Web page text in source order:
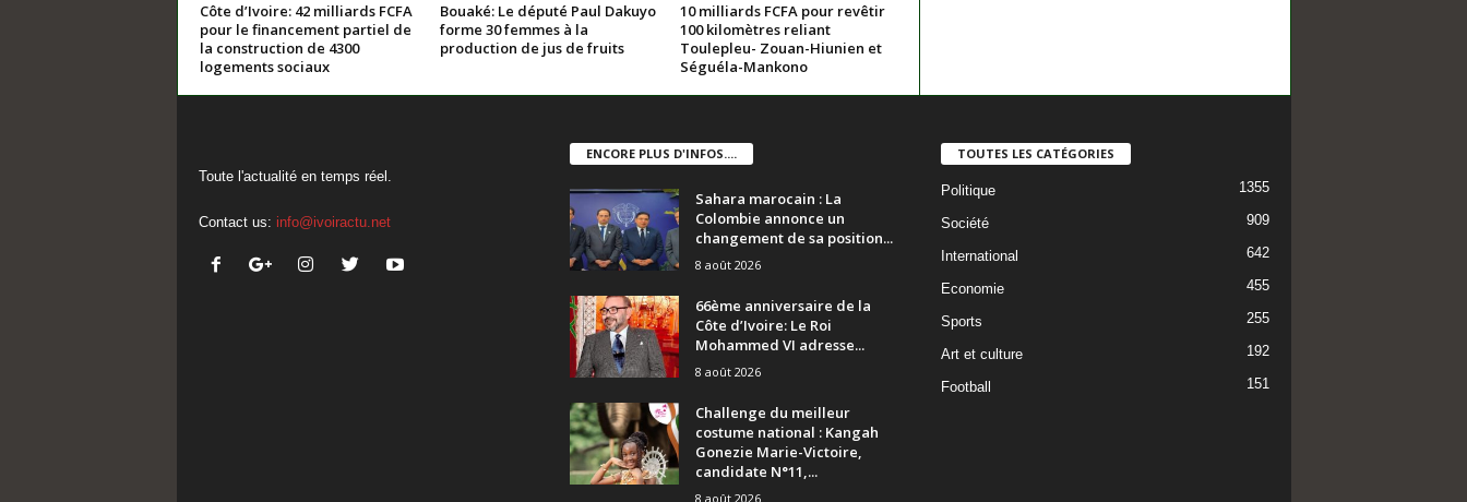
Côte d’Ivoire: 42 milliards FCFA
pour le financement partiel de
la construction de 4300
logements sociaux
Bouaké: Le député Paul Dakuyo
forme 30 femmes à la
production de jus de fruits
10 milliards FCFA pour revêtir
100 kilomètres reliant
Toulepleu- Zouan-Hiunien et
Séguéla-Mankono
Toute l'actualité en temps réel.
Contact us: info@ivoiractu.net
ENCORE PLUS D'INFOS....
Sahara marocain : La
Colombie annonce un
changement de sa position...
8 août 2026
66ème anniversaire de la
Côte d’Ivoire: Le Roi
Mohammed VI adresse...
8 août 2026
Challenge du meilleur
costume national : Kangah
Gonezie Marie-Victoire,
candidate N°11,...
8 août 2026
TOUTES LES CATÉGORIES
Politique 1355
Société 909
International 642
Economie 455
Sports 255
Art et culture 192
Football 151